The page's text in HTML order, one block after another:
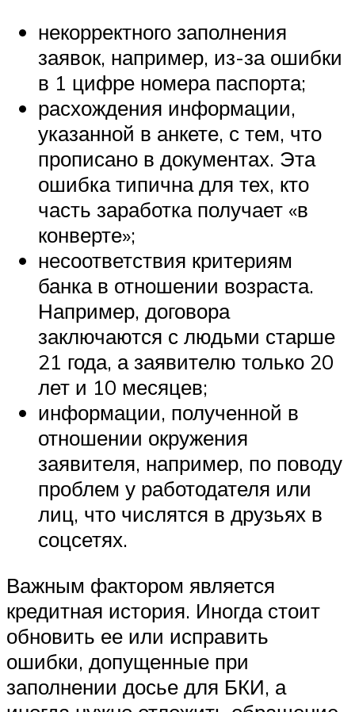
некорректного заполнения
заявок, например, из-за ошибки
в 1 цифре номера паспорта;
расхождения информации,
указанной в анкете, с тем, что
прописано в документах. Эта
ошибка типична для тех, кто
часть заработка получает «в
конверте»;
несоответствия критериям
банка в отношении возраста.
Например, договора
заключаются с людьми старше
21 года, а заявителю только 20
лет и 10 месяцев;
информации, полученной в
отношении окружения
заявителя, например, по поводу
проблем у работодателя или
лиц, что числятся в друзьях в
соцсетях.
Важным фактором является
кредитная история. Иногда стоит
обновить ее или исправить
ошибки, допущенные при
заполнении досье для БКИ, а